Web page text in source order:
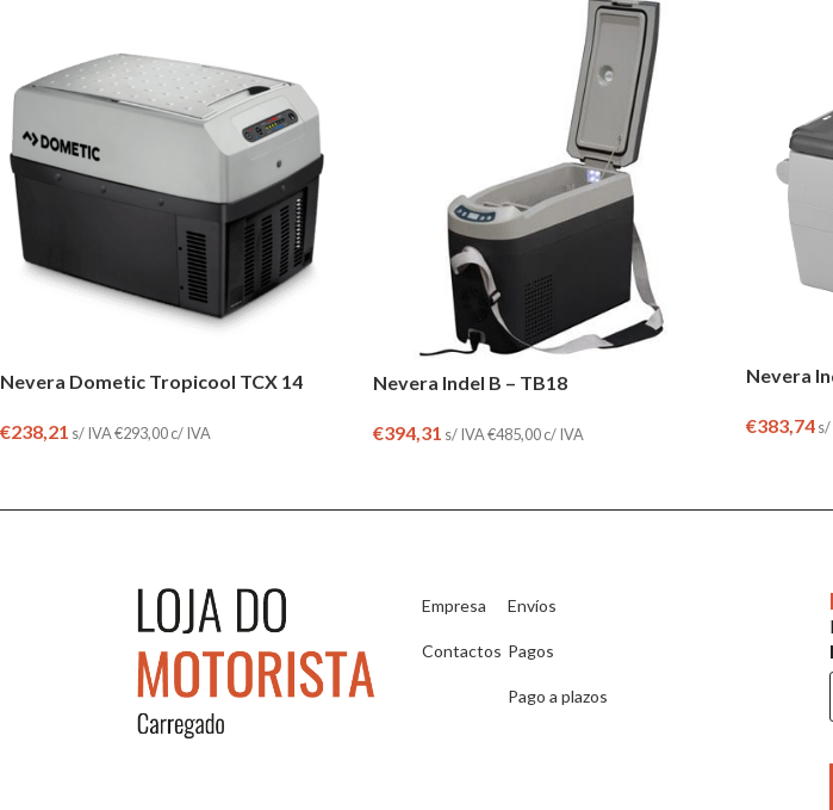
Nevera Dometic Tropicool TCX 14
€238,21 s/ IVA€293,00c/ IVA
Nevera Indel B – TB18
€394,31 s/ IVA€485,00c/ IVA
Nevera
€383,74s/
Empresa
Contactos
Envíos
Pagos
Pago a plazos